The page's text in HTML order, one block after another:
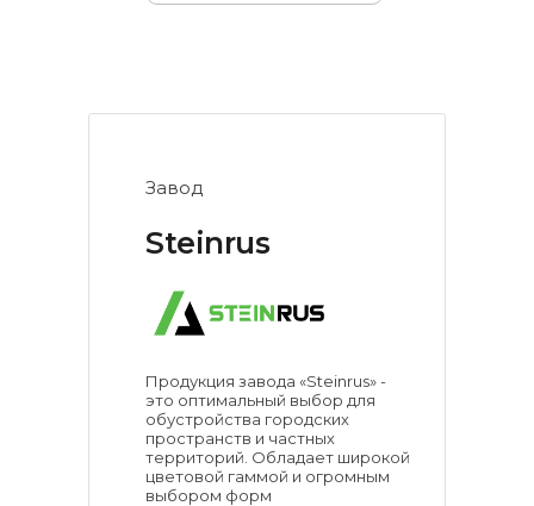
Steinrus
Продукция завода «Steinrus» -
это оптимальный выбор для
обустройства городских
пространств и частных
территорий. Обладает широкой
цветовой гаммой и огромным
выбором форм
Завод